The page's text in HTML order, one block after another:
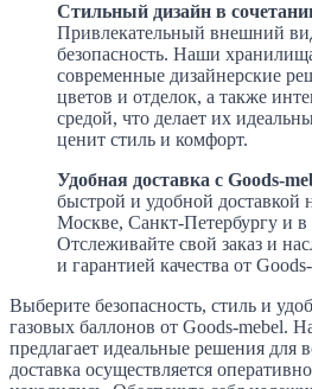
Стильный дизайн в
Привлекательный внешний
безопасность. Наши
современные дизайнерские
цветов и отделок, а также
средой, что делает их
ценит стиль и комфорт.
Удобная доставка с Goods-
быстрой и удобной
Москве, Санкт-Петербургу и
Отслеживайте свой заказ и
и гарантией качества от
Выберите безопасность, стиль и
газовых баллонов от Goods-mebel.
предлагает идеальные решения для
доставка осуществляется